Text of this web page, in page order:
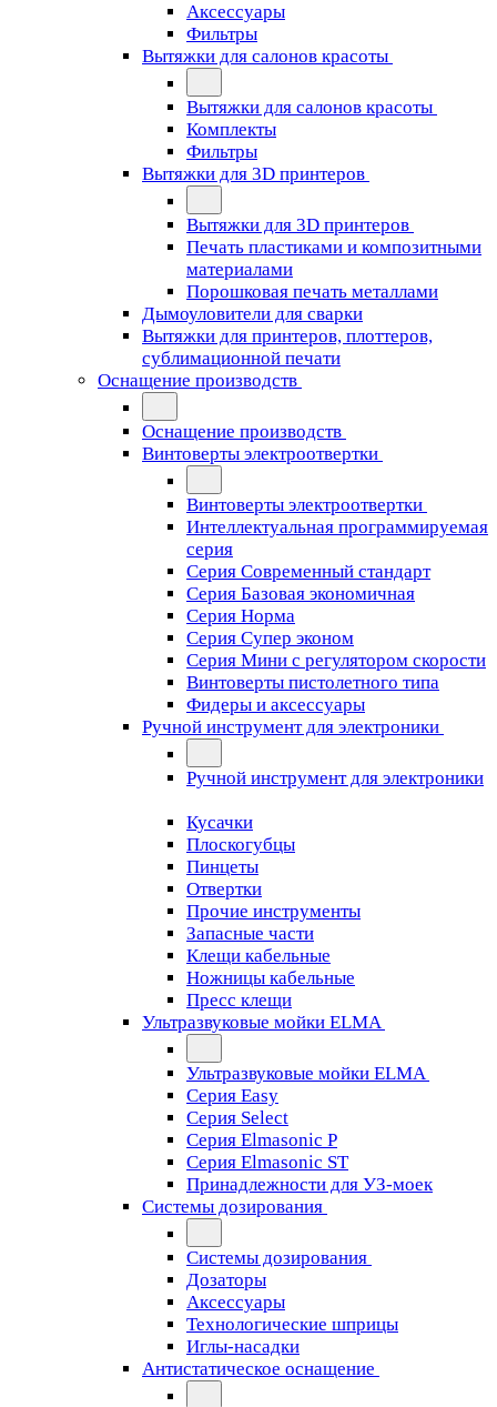
Аксессуары
Фильтры
Вытяжки для салонов красоты
Вытяжки для салонов красоты
Комплекты
Фильтры
Вытяжки для 3D принтеров
Вытяжки для 3D принтеров
Печать пластиками и композитными
материалами
Порошковая печать металлами
Дымоуловители для сварки
Вытяжки для принтеров, плоттеров,
сублимационной печати
Оснащение производств
Оснащение производств
Винтоверты электроотвертки
Винтоверты электроотвертки
Интеллектуальная программируемая
серия
Серия Современный стандарт
Серия Базовая экономичная
Серия Норма
Серия Cупер эконом
Серия Мини с регулятором скорости
Винтоверты пистолетного типа
Фидеры и аксессуары
Ручной инструмент для электроники
Ручной инструмент для электроники
Кусачки
Плоскогубцы
Пинцеты
Отвертки
Прочие инструменты
Запасные части
Клещи кабельные
Ножницы кабельные
Пресс клещи
Ультразвуковые мойки ELMA
Ультразвуковые мойки ELMA
Серия Easy
Серия Select
Серия Elmasonic P
Серия Elmasonic ST
Принадлежности для УЗ-моек
Системы дозирования
Системы дозирования
Дозаторы
Аксессуары
Технологические шприцы
Иглы-насадки
Антистатическое оснащение